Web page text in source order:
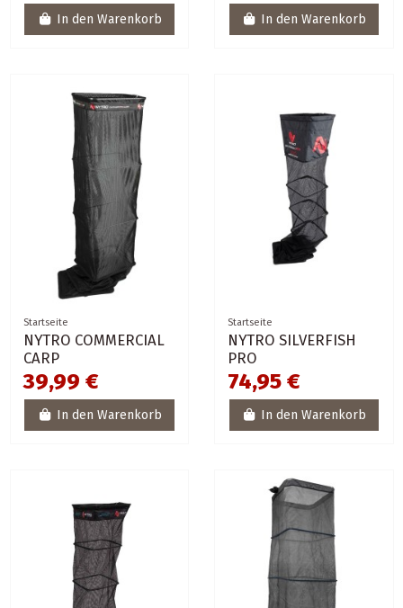
In den Warenkorb In den Warenkorb
Startseite
NYTRO COMMERCIAL
CARP
39,99 €
In den Warenkorb
Startseite
NYTRO SILVERFISH
PRO
74,95 €
In den Warenkorb